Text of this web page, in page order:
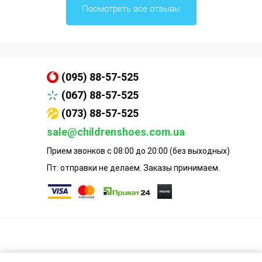
Посмотреть все отзывы
(095) 88-57-525
(067) 88-57-525
(073) 88-57-525
sale@childrenshoes.com.ua
Прием звонков с 08:00 до 20:00 (без выходных)
Пт: отправки не делаем. Заказы принимаем.